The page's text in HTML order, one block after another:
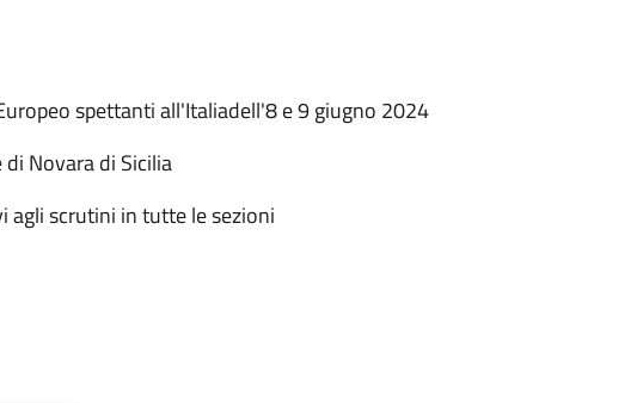
spettanti all'Italiadell'8 e 9 giugno 2024
di Novara di Sicilia
agli scrutini in tutte le sezioni